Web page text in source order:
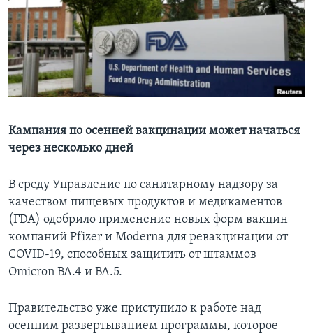
Learning English
СОЦИАЛЬНЫЕ СЕТИ
Языки
Кампания по осенней вакцинации может начаться
через несколько дней
В среду Управление по санитарному надзору за
качеством пищевых продуктов и медикаментов
(FDA) одобрило применение новых форм вакцин
компаний Pfizer и Moderna для ревакцинации от
COVID-19, способных защитить от штаммов
Omicron BA.4 и BA.5.
Правительство уже приступило к работе над
осенним развертыванием программы, которое